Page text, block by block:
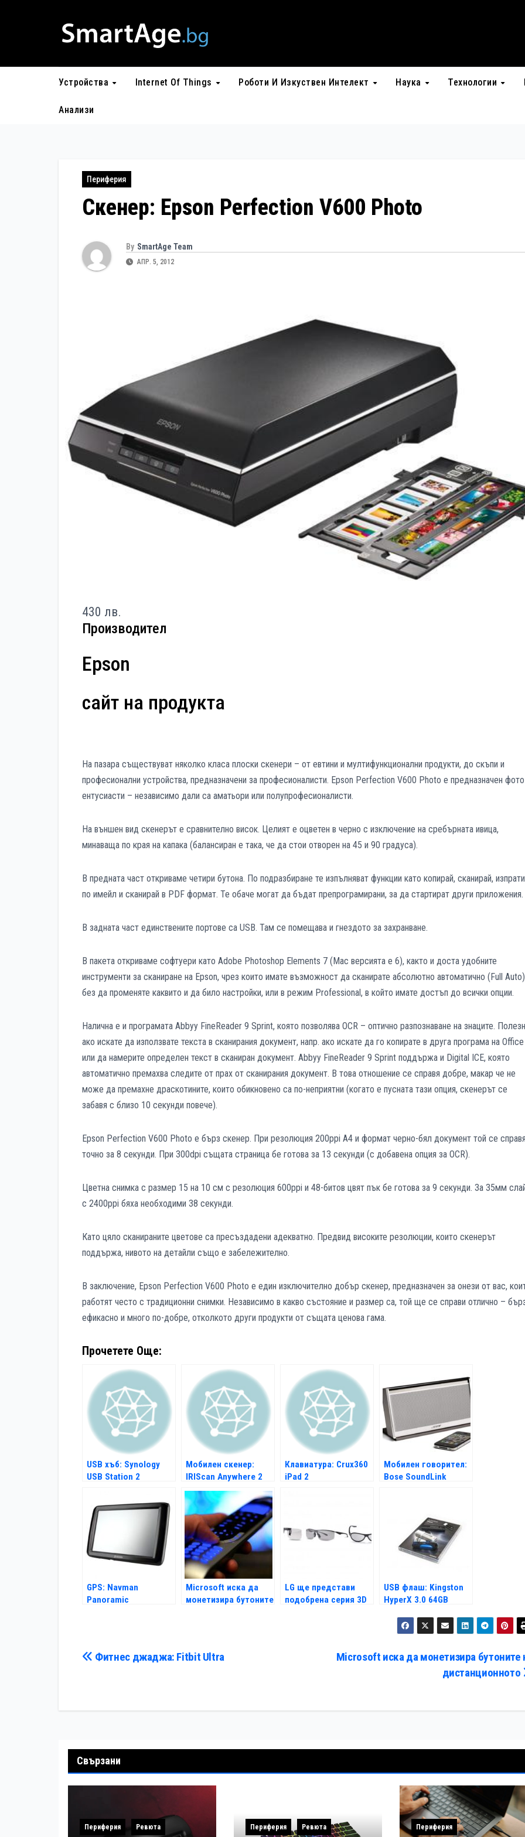
Устройства Internet Of Things Роботи И Изкуствен Интелект Наука Технологии
Анализи
Периферия
Скенер: Epson Perfection V600 Photo
By SmartAge Team
АПР. 5, 2012
430 лв.
Производител
Epson
сайт на продукта
На пазара съществуват няколко класа плоски скенери – от евтини и мултифункционални продукти, до скъпи и
професионални устройства, предназначени за професионалисти. Epson Perfection V600 Photo е предназначен фото
ентусиасти – независимо дали са аматьори или полупрофесионалисти.
На външен вид скенерът е сравнително висок. Целият е оцветен в черно с изключение на сребърната ивица,
минаваща по края на капака (балансиран е така, че да стои отворен на 45 и 90 градуса).
В предната част откриваме четири бутона. По подразбиране те изпълняват функции като копирай, сканирай, изпрати
по имейл и сканирай в PDF формат. Те обаче могат да бъдат препрограмирани, за да стартират други приложения.
В задната част единствените портове са USB. Там се помещава и гнездото за захранване.
В пакета откриваме софтуери като Adobe Photoshop Elements 7 (Mac версията е 6), както и доста удобните
инструменти за сканиране на Epson, чрез които имате възможност да сканирате абсолютно автоматично (Full
без да променяте каквито и да било настройки, или в режим Professional, в който имате достъп до всички опции.
Налична е и програмата Abbyy FineReader 9 Sprint, която позволява OCR – оптично разпознаване на знаците.
ако искате да използвате текста в сканирания документ, напр. ако искате да го копирате в друга програма на Office
или да намерите определен текст в сканиран документ. Abbyy FineReader 9 Sprint поддържа и Digital ICE, която
автоматично премахва следите от прах от сканирания документ. В това отношение се справя добре, макар че не
може да премахне драскотините, които обикновено са по-неприятни (когато е пусната тази опция, скенерът се
забавя с близо 10 секунди повече).
Epson Perfection V600 Photo е бърз скенер. При резолюция 200ppi A4 и формат черно-бял документ той се справя
точно за 8 секунди. При 300dpi същата страница бе готова за 13 секунди (с добавена опция за OCR).
Цветна снимка с размер 15 на 10 см с резолюция 600ppi и 48-битов цвят пък бе готова за 9 секунди. За 35мм
с 2400ppi бяха необходими 38 секунди.
Като цяло сканираните цветове са пресъздадени адекватно. Предвид високите резолюции, които скенерът
поддържа, нивото на детайли също е забележително.
В заключение, Epson Perfection V600 Photo е един изключително добър скенер, предназначен за онези от вас,
работят често с традиционни снимки. Независимо в какво състояние и размер са, той ще се справи отлично –
ефикасно и много по-добре, отколкото други продукти от същата ценова гама.
Прочетете Още:
USB хъб: Synology
USB Station 2
Мобилен скенер:
IRIScan Anywhere 2
Клавиатура: Crux360
iPad 2
Мобилен говорител:
Bose SoundLink
GPS: Navman
Panoramic
Microsoft иска да
монетизира бутоните
LG ще представи
подобрена серия 3D
USB флаш: Kingston
HyperX 3.0 64GB
Навигация
Microsoft иска да монетизира бутоните
дистанционното
Фитнес джаджа: Fitbit Ultra
Свързани
Периферия Ревюта Периферия Ревюта Периферия